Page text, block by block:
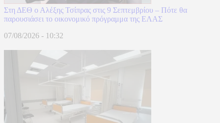
Στη ΔΕΘ ο Αλέξης Τσίπρας στις 9 Σεπτεμβρίου – Πότε θα
παρουσιάσει το οικονομικό πρόγραμμα της ΕΛΑΣ
07/08/2026 - 10:32